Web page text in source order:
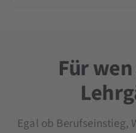
Für
Egal ob Berufseinstieg,